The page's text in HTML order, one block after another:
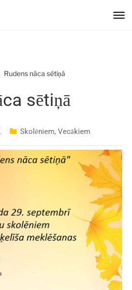
Rudens nāca sētiņā
sētiņā
Skolēniem, Vecākiem